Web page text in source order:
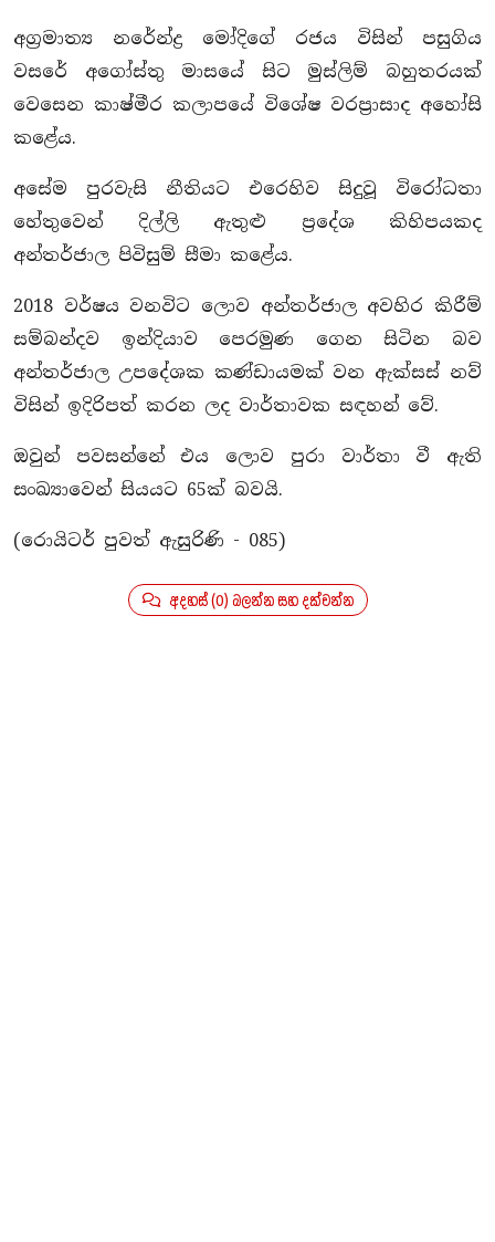
අග්‍රමාත්‍ය නරේන්ද්‍ර මෝදිගේ රජය විසින් පසුගිය
වසරේ අගෝස්තු මාසයේ සිට මුස්ලිම් බහුතරයක්
වෙසෙන කාෂ්මීර කලාපයේ විශේෂ වරප්‍රාසාද අහෝසි
කළේය.
අසේම පුරවැසි නීතියට එරෙහිව සිදුවූ විරෝධතා
හේතුවෙන් දිල්ලි ඇතුළු ප්‍රදේශ කිහිපයකද
අන්තර්ජාල පිවිසුම් සීමා කළේය.
2018 වර්ෂය වනවිට ලොව අන්තර්ජාල අවහිර කිරීම්
සම්බන්දව ඉන්දියාව පෙරමුණ ගෙන සිටින බව
අන්තර්ජාල උපදේශක කණ්ඩායමක් වන ඇක්සස් නව්
විසින් ඉදිරිපත් කරන ලද වාර්තාවක සඳහන් වේ.
ඔවුන් පවසන්නේ එය ලොව පුරා වාර්තා වී ඇති
සංඛ්‍යාවෙන් සියයට 65ක් බවයි.
(රොයිටර් පුවත් ඇසුරිණි - 085)
අදහස් (0) බලන්න සහ දක්වන්න